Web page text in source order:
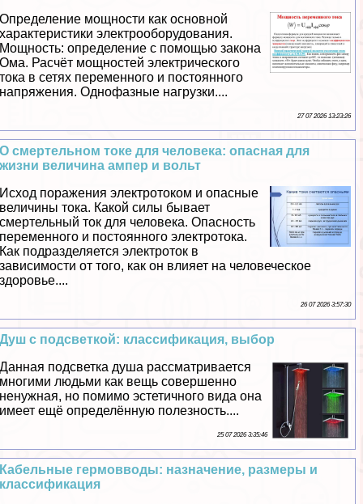
Определение мощности как основной
хаpaктеристики электрооборудования.
Мощность: определение с помощью закона
Ома. Расчёт мощностей электрического
тока в сетях переменного и постоянного
напряжения. Однофазные нагрузки....
27 07 2026 13:23:26
О cмepтельном токе для человека: опасная для
жизни величина ампер и вольт
Исход поражения электротоком и опасные
величины тока. Какой силы бывает
cмepтельный ток для человека. Опасность
переменного и постоянного электротока.
Как подразделяется электроток в
зависимости от того, как он влияет на человеческое
здоровье....
26 07 2026 3:57:30
Душ с подсветкой: классификация, выбор
Данная подсветка душа рассматривается
многими людьми как вещь совершенно
ненужная, но помимо эстетичного вида она
имеет ещё определённую полезность....
25 07 2026 3:35:46
Кабельные гермовводы: назначение, размеры и
классификация